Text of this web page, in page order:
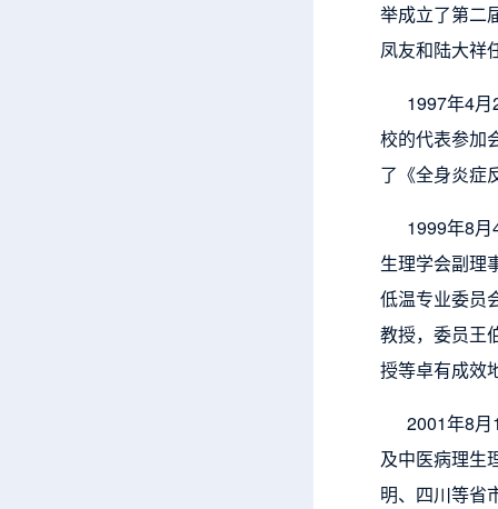
举成立了第二
凤友和陆大祥
1997年4月
校的代表参加
了《全身炎症
1999年8月4
生理学会副理
低温专业委员
教授，委员王
授等卓有成效
2001年8月
及中医病理生
明、四川等省